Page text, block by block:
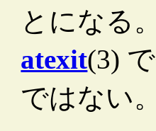
とになる
atexit(3)
ではない。